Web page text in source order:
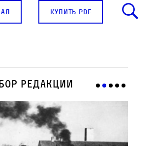
купить pdf
редакции